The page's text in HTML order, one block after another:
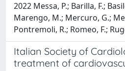
2022 Messa, P.; Barilla, F.;
Marengo, M.; Mercuro, G.;
Pontremoli, R.; Romeo, F.;
Italian Society of
treatment of